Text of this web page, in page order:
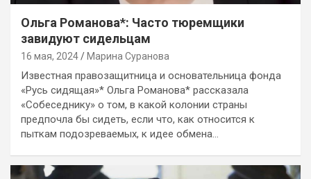
Ольга Романова*: Часто тюремщики
завидуют сидельцам
16 мая, 2024 Марина Суранова
Известная правозащитница и основательница фонда
«Русь сидящая»* Ольга Романова* рассказала
«Собеседнику» о том, в какой колонии страны
предпочла бы сидеть, если что, как относится к
пыткам подозреваемых, к идее обмена…